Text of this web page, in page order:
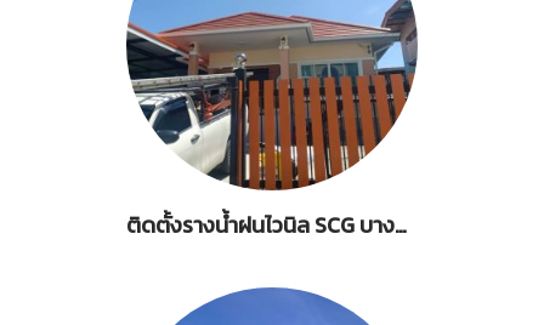
ติดตั้งรางน้ำฝนไวนิล SCG บางปู สมุทรปราการ